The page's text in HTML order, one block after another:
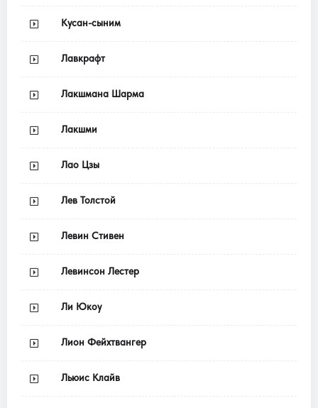
Кусан-сыним
Лавкрафт
Лакшмана Шарма
Лакшми
Лао Цзы
Лев Толстой
Левин Стивен
Левинсон Лестер
Ли Юкоу
Лион Фейхтвангер
Льюис Клайв